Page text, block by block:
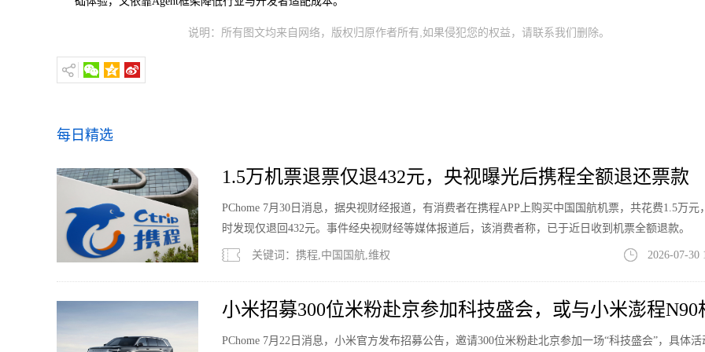
说明：所有图文均来自网络，版权归原作者所有,如果侵犯您的权益，请联系我们删除。
每日精选
1.5万机票退票仅退432元，央视曝光后携程全额退还票款
PChome 7月30日消息，据央视财经报道，有消费者在携程APP上购买中国国航机票，共花费1.5万元
时发现仅退回432元。事件经央视财经等媒体报道后，该消费者称，已于近日收到机票全额退款。
关键词：携程,中国国航,维权 2026-07-30
小米招募300位米粉赴京参加科技盛会，或与小米澎程N90
PChome 7月22日消息，小米官方发布招募公告，邀请300位米粉赴北京参加一场“科技盛会”，具体活